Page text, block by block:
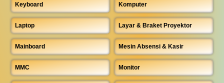
Keyboard Komputer
Laptop Layar & Braket Proyektor
Mainboard Mesin Absensi & Kasir
MMC Monitor